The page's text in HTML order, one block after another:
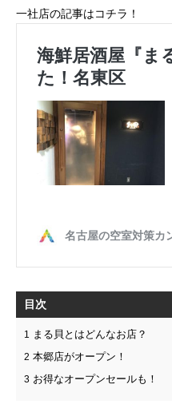
一社店の記事はコチラ！
目次
1 まる貝とはどんなお店？
2 本郷店がオープン！
3 お得なオープンセールも！